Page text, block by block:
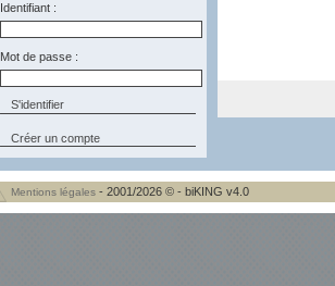
Identifiant :
Mot de passe :
Créer un compte
Mentions légales - 2001/2026 © - biKING v4.0